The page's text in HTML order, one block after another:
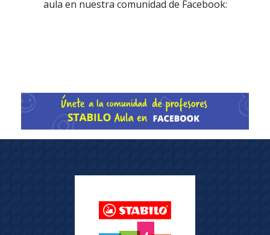
aula en nuestra comunidad de Facebook: